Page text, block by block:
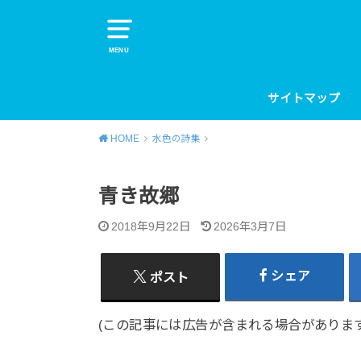
MENU
サイトマップ
HOME 水色の詩集
青き故郷
2018年9月22日 2026年3月7日
ポスト シェア
(この記事には広告が含まれる場合がありま